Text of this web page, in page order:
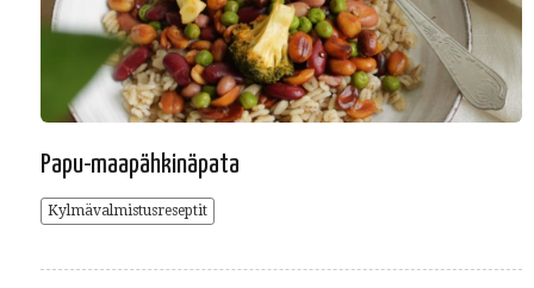
Papu-maapähkinäpata
Kylmävalmistusreseptit